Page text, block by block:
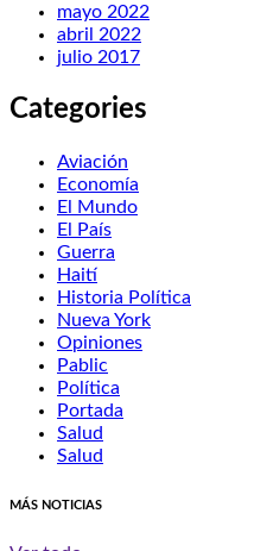
mayo 2022
abril 2022
julio 2017
Categories
Aviación
Economía
El Mundo
El País
Guerra
Haití
Historia Política
Nueva York
Opiniones
Pablic
Política
Portada
Salud
Salud
MÁS NOTICIAS